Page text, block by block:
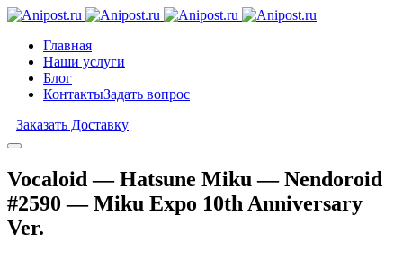
Главная
Наши услуги
Блог
КонтактыЗадать вопрос
Заказать Доставку
Vocaloid — Hatsune Miku — Nendoroid
#2590 — Miku Expo 10th Anniversary
Ver.